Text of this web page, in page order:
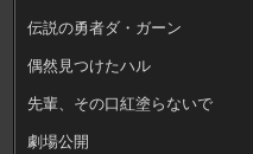
伝説の勇者ダ・ガーン
偶然見つけたハル
先輩、その口紅塗らないで
劇場公開